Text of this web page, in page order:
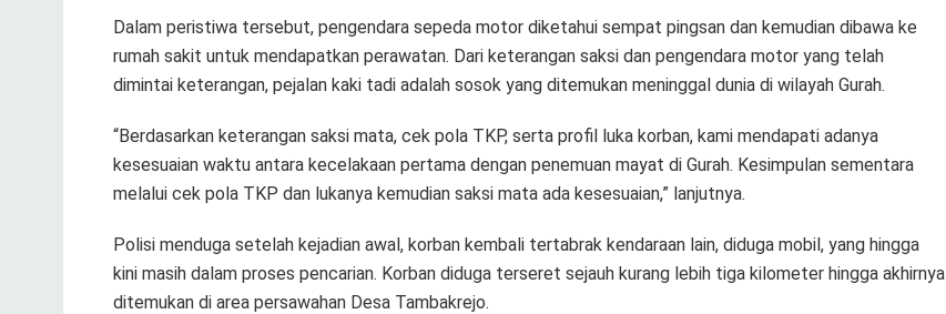
Dalam peristiwa tersebut, pengendara sepeda motor diketahui sempat pingsan dan kemudian dibawa ke
rumah sakit untuk mendapatkan perawatan. Dari keterangan saksi dan pengendara motor yang telah
dimintai keterangan, pejalan kaki tadi adalah sosok yang ditemukan meninggal dunia di wilayah Gurah.
“Berdasarkan keterangan saksi mata, cek pola TKP, serta profil luka korban, kami mendapati adanya
kesesuaian waktu antara kecelakaan pertama dengan penemuan mayat di Gurah. Kesimpulan sementara
melalui cek pola TKP dan lukanya kemudian saksi mata ada kesesuaian,” lanjutnya.
Polisi menduga setelah kejadian awal, korban kembali tertabrak kendaraan lain, diduga mobil, yang hingga
kini masih dalam proses pencarian. Korban diduga terseret sejauh kurang lebih tiga kilometer hingga akhirnya
ditemukan di area persawahan Desa Tambakrejo.